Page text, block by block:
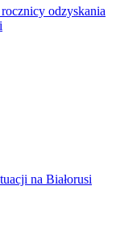
odzyskania
na Białorusi